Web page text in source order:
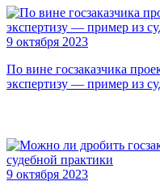
9 октября 2023
По вине госзаказчика
экспертизу — пример из
9 октября 2023